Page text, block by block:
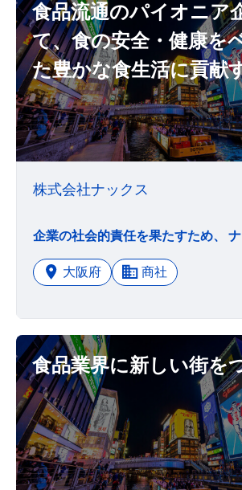
食品流通のパイオニア
て、食の安全・健康を
た豊かな食生活に貢献
株式会社ナックス
大阪府
商社
食品業界に新しい街を